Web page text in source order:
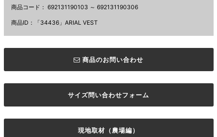
商品コード： 692131190103 ～ 692131190306
商品ID：「34436」ARIAL VEST
商品のお問い合わせ
サイズ問い合わせフォーム
現地取材（農場編）